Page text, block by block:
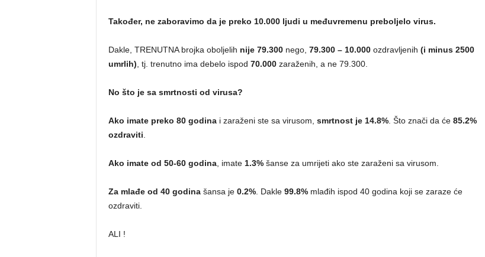
Također, ne zaboravimo da je preko 10.000 ljudi u međuvremenu preboljelo virus.
Dakle, TRENUTNA brojka oboljelih nije 79.300nego, 79.300 – 10.000ozdravljenih (i minus 2500
umrlih) , tj. trenutno ima debelo ispod 70.000zaraženih, a ne 79.300.
No što je sa smrtnosti od virusa?
Ako imate preko 80 godinai zaraženi ste sa virusom, smrtnost je 14.8%. Što znači da će 85.2%
ozdraviti
Ako imate od 50-60 godina, imate 1.3%šanse za umrijeti ako ste zaraženi sa virusom.
Za mlađe od 40 godinašansa je 0.2%. Dakle99.8%mlađih ispod 40 godina koji se zaraze će
ozdraviti.
ALI !